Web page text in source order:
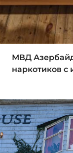
МВД
наркотиков